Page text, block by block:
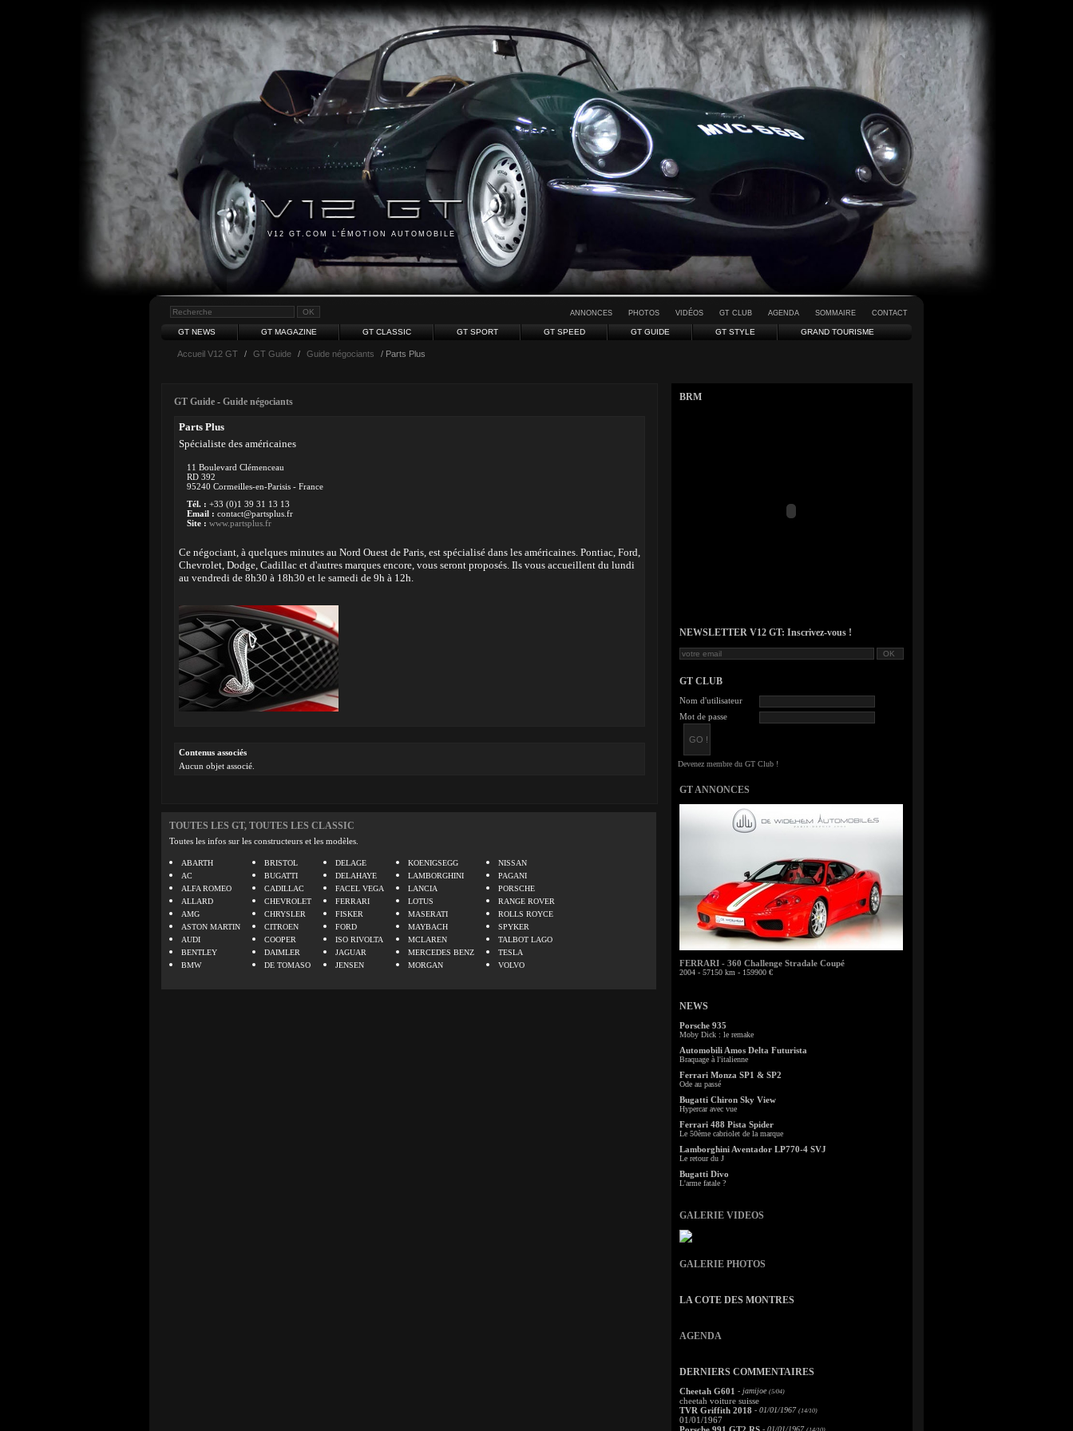
V12 GT.COM L'ÉMOTION AUTOMOBILE
ANNONCES PHOTOS VIDÉOS GT CLUB AGENDA SOMMAIRE CONTACT
GT NEWS GT MAGAZINE GT CLASSIC GT SPORT GT SPEED GT GUIDE GT STYLE GRAND TOURISME
Accueil V12 GT / GT Guide / Guide négociants / Parts Plus
GT Guide - Guide négociants
Parts Plus
Spécialiste des américaines
11 Boulevard Clémenceau
RD 392
95240 Cormeilles-en-Parisis - France
Tél. : +33 (0)1 39 31 13 13
Email : contact@partsplus.fr
Site : www.partsplus.fr
Ce négociant, à quelques minutes au Nord Ouest de Paris, est spécialisé dans les américaines. Pontiac, Ford,
Chevrolet, Dodge, Cadillac et d'autres marques encore, vous seront proposés. Ils vous accueillent du lundi
au vendredi de 8h30 à 18h30 et le samedi de 9h à 12h.
Contenus associés
Aucun objet associé.
TOUTES LES GT, TOUTES LES CLASSIC
Toutes les infos sur les constructeurs et les modèles.
ABARTH
AC
ALFA ROMEO
ALLARD
AMG
ASTON MARTIN
AUDI
BENTLEY
BMW
BRISTOL
BUGATTI
CADILLAC
CHEVROLET
CHRYSLER
CITROEN
COOPER
DAIMLER
DE TOMASO
DELAGE
DELAHAYE
FACEL VEGA
FERRARI
FISKER
FORD
ISO RIVOLTA
JAGUAR
JENSEN
KOENIGSEGG
LAMBORGHINI
LANCIA
LOTUS
MASERATI
MAYBACH
MCLAREN
MERCEDES BENZ
MORGAN
NISSAN
PAGANI
PORSCHE
RANGE ROVER
ROLLS ROYCE
SPYKER
TALBOT LAGO
TESLA
VOLVO
BRM
NEWSLETTER V12 GT: Inscrivez-vous !
GT CLUB
Nom d'utilisateur
Mot de passe
GT ANNONCES
FERRARI - 360 Challenge Stradale Coupé
2004 - 57150 km - 159900 €
NEWS
Porsche 935
Moby Dick : le remake
Automobili Amos Delta Futurista
Braquage à l'italienne
Ferrari Monza SP1 & SP2
Ode au passé
Bugatti Chiron Sky View
Hypercar avec vue
Ferrari 488 Pista Spider
Le 50ème cabriolet de la marque
Lamborghini Aventador LP770-4 SVJ
Le retour du J
Bugatti Divo
L'arme fatale ?
GALERIE VIDEOS
GALERIE PHOTOS
LA COTE DES MONTRES
AGENDA
DERNIERS COMMENTAIRES
Cheetah G601 - jamijoe (5/04)
cheetah voiture suisse
TVR Griffith 2018 - 01/01/1967 (14/10)
01/01/1967
- 01/01/1967